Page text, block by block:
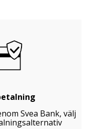
Svea Bank, välj